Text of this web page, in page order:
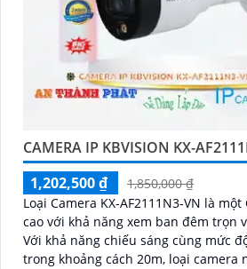
CAMERA IP KBVISION KX-
1,202,500 ₫
1,850,000 ₫
Loại Camera KX-AF2111N3-VN là
cao với khả năng xem ban đêm trọn
Với khả năng chiếu sáng cùng mức
trong khoảng cách 20m, loại camera